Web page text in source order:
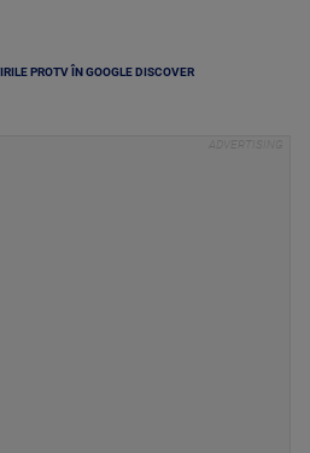
PROTV ÎN GOOGLE DISCOVER